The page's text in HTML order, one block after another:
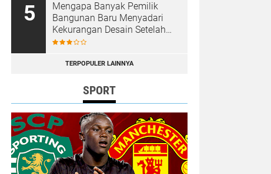
Mengapa Banyak Pemilik
Bangunan Baru Menyadari
Kekurangan Desain Setelah
Proyek Selesai
TERPOPULER LAINNYA
SPORT